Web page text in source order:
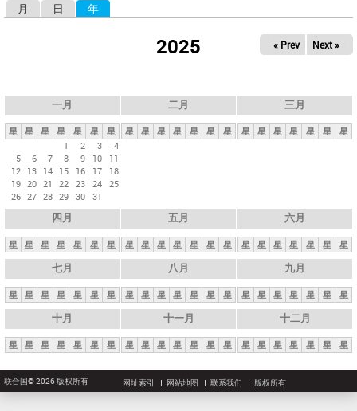
月 日 年
2025 « Prev Next »
一月
星 星 星 星 星 星
星
1
2 3
4
5
6 7 8 9 10
11
12 13 14 15 16 17
18
19 20 21 22 23 24 25
26 27 28 29 30 31
二月
星 星 星 星 星 星 星
三月
星 星 星 星 星 星 星
四月
星 星 星 星 星 星 星
五月
星 星 星 星 星 星 星
六月
星 星 星 星 星 星 星
七月
星 星 星 星 星 星 星
八月
星 星 星 星 星 星 星
九月
星 星 星 星 星 星 星
十月
星 星 星 星 星 星 星
十一月
星 星 星 星 星 星 星
十二月
星 星 星 星 星 星 星
联合国© 2026 版权所有 网址索引 网站地图 联系我们 版权所有